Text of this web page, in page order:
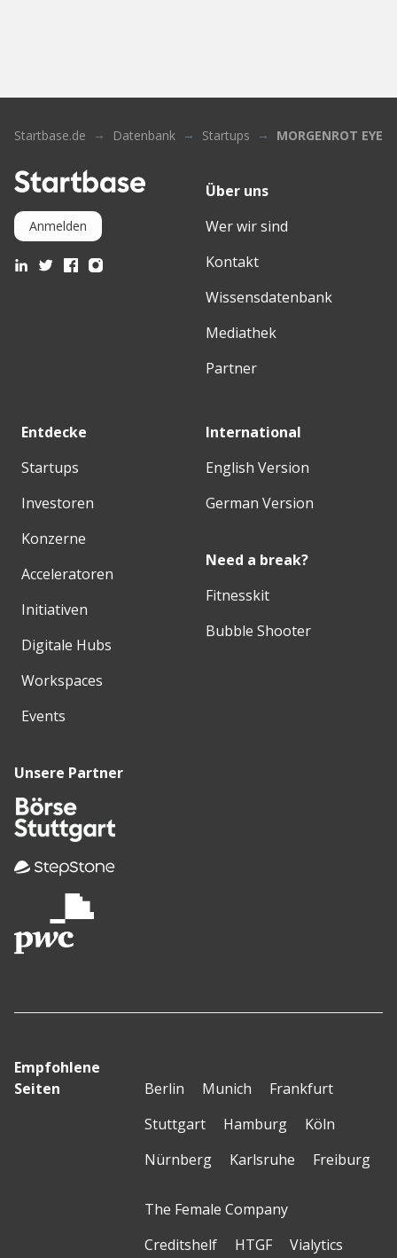
Startbase.de Datenbank Startups MORGENROT
Anmelden
Über uns
Wer wir sind
Kontakt
Wissensdatenbank
Mediathek
Partner
Entdecke
Startups
Investoren
Konzerne
Acceleratoren
Initiativen
Digitale Hubs
Workspaces
Events
International
English Version
German Version
Need a break?
Fitnesskit
Bubble Shooter
Unsere Partner
Empfohlene
Seiten
Berlin Munich
Frankfurt
Stuttgart
Hamburg
Köln
Nürnberg
Karlsruhe Freiburg
The Female Company
Creditshelf
HTGF Vialytics